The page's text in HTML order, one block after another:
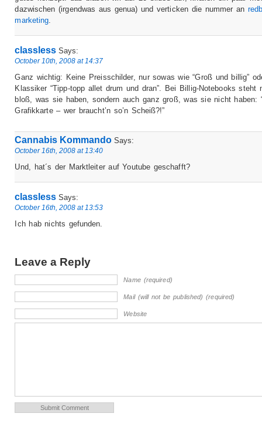
dazwischen (irgendwas aus genua) und verticken die nummer an
marketing.
classless Says:
October 10th, 2008 at 14:37
Ganz wichtig: Keine Preisschilder, nur sowas wie “Groß und billig”
Klassiker “Tipp-topp allet drum und dran”. Bei Billig-Notebooks steht
bloß, was sie haben, sondern auch ganz groß, was sie nicht haben:
Grafikkarte – wer braucht’n so’n Scheiß?!”
Cannabis Kommando Says:
October 16th, 2008 at 13:40
Und, hat´s der Marktleiter auf Youtube geschafft?
classless Says:
October 16th, 2008 at 13:53
Ich hab nichts gefunden.
Leave a Reply
Name (required)
Mail (will not be published) (required)
Website